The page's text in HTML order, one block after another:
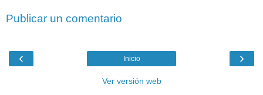
Publicar un comentario
‹ ›
Inicio
Ver versión web